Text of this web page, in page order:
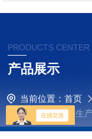
PRODUCTS CENTER
产品展示
当前位置： 首页
养箱
诺基仪器生
50-BS享受诺基仪器